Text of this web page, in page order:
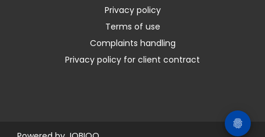
Privacy policy
Terms of use
Complaints handling
Privacy policy for client contract